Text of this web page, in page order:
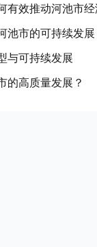
有效推动河池市
池市的可持续发
与可持续发展
的高质量发展？